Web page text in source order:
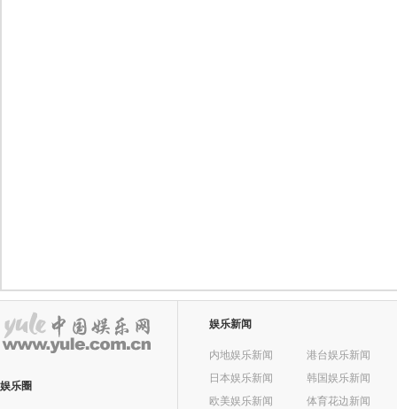
娱乐圈
娱乐新闻
内地娱乐新闻
港台娱乐新闻
日本娱乐新闻
韩国娱乐新闻
欧美娱乐新闻
体育花边新闻